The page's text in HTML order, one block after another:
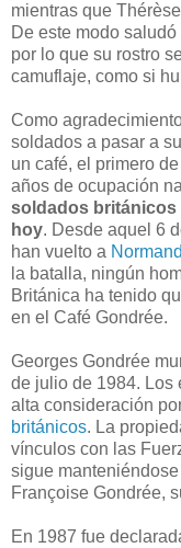
mientras que
De este modo
por lo que su rostro
camuflaje, como si
Como
soldados a pasar a
un café, el primero
años de ocupación
soldados británicos
hoy. Desde aquel 6
han vuelto a
la batalla, ningún
Británica ha tenido
en el Café Gondrée.
Georges Gondrée
de julio de 1984. Los
alta consideración
británicos. La
vínculos con las
sigue
Françoise Gondrée,
En 1987 fue